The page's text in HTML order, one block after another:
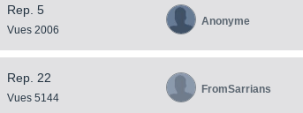
Rep. 5
Vues 2006
Anonyme
Rep. 22
Vues 5144
FromSarrians